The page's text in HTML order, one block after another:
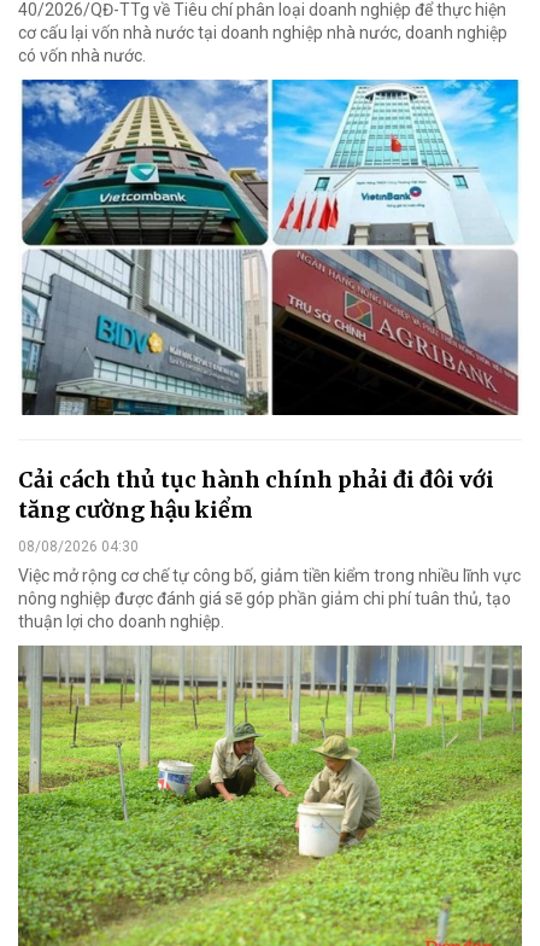
40/2026/QĐ-TTg về Tiêu chí phân loại doanh nghiệp để thực hiện
cơ cấu lại vốn nhà nước tại doanh nghiệp nhà nước, doanh nghiệp
có vốn nhà nước.
Cải cách thủ tục hành chính phải đi đôi với
tăng cường hậu kiểm
08/08/2026 04:30
Việc mở rộng cơ chế tự công bố, giảm tiền kiểm trong nhiều lĩnh vực
nông nghiệp được đánh giá sẽ góp phần giảm chi phí tuân thủ, tạo
thuận lợi cho doanh nghiệp.